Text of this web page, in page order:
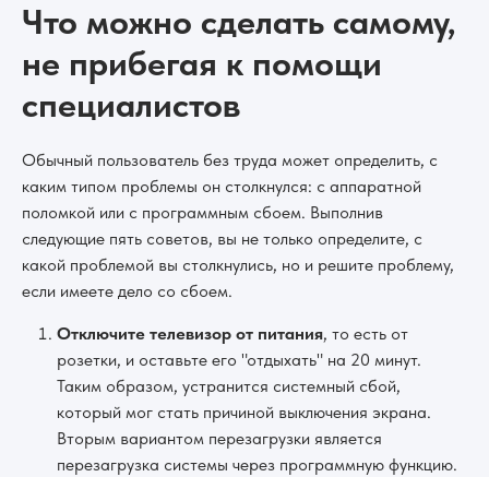
Что можно сделать самому,
не прибегая к помощи
специалистов
Обычный пользователь без труда может определить, с
каким типом проблемы он столкнулся: с аппаратной
поломкой или с программным сбоем. Выполнив
следующие пять советов, вы не только определите, с
какой проблемой вы столкнулись, но и решите проблему,
если имеете дело со сбоем.
Отключите телевизор от питания, то есть от
розетки, и оставьте его "отдыхать" на 20 минут.
Таким образом, устранится системный сбой,
который мог стать причиной выключения экрана.
Вторым вариантом перезагрузки является
перезагрузка системы через программную функцию.